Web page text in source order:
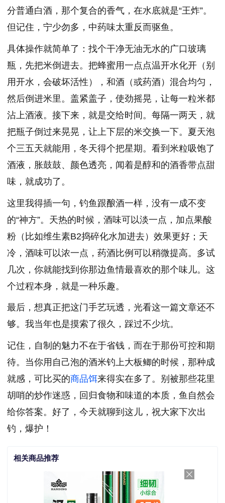
分普通白酒，那个复合的香气，在水底就是“王炸”。
但记住，宁少勿多，中药味太重反而驱鱼。
具体操作就简单了：找个干净无油无水的广口玻璃
瓶，先把米倒进去。把蜂蜜用一点点温开水化开（别
用开水，会破坏活性），和酒（或药酒）混合均匀，
然后倒进米里。盖紧盖子，使劲摇晃，让每一粒米都
沾上酒液。接下来，就是交给时间。每隔一两天，就
把瓶子倒过来晃晃，让上下层的米交换一下。夏天泡
个三五天就能用，冬天得个把星期。看到米粒吸饱了
酒液，胀鼓鼓、颜色透亮，闻着是醇和的酒香带点甜
味，就成功了。
这里我得插一句，钓鱼跟酿酒一样，没有一成不变
的“神方”。天热的时候，酒味可以淡一点，加点果酸
粉（比如维生素B2捣碎化水加进去）效果更好；天
冷，酒味可以浓一点，药酒比例可以稍微提高。多试
几次，你就能找到你那边鱼情最喜欢的那个味儿。这
个过程本身，就是一种乐趣。
最后，想真正把这门手艺玩透，光看这一篇文章还不
够。我当年也是摸索了很久，踩过不少坑。
记住，自制的魅力不在于省钱，而在于那份可控和期
待。当你用自己泡的酒米钓上大板鲫的时候，那种成
就感，可比买的商品饵来得实在多了。别被那些花里
胡哨的炒作迷惑，回归食物和味道的本质，鱼自然会
给你答案。好了，今天就聊到这儿，祝大家下次出
钓，爆护！
相关商品推荐